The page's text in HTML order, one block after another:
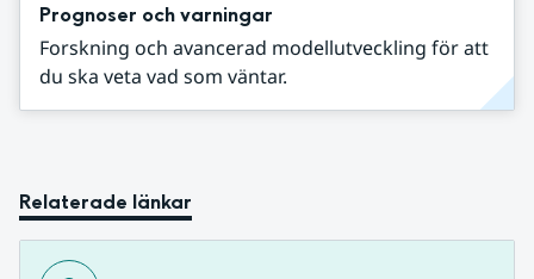
Prognoser och varningar
Forskning och avancerad modellutveckling för att
du ska veta vad som väntar.
Relaterade länkar